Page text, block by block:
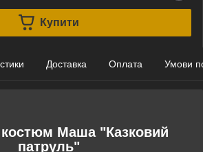
Купити
Доставка Оплата Умови
Маша "Казковий
патруль"